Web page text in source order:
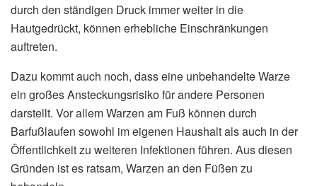
durch den ständigen Druck immer weiter in die
Hautgedrückt, können erhebliche Einschränkungen
auftreten.
Dazu kommt auch noch, dass eine unbehandelte Warze
ein großes Ansteckungsrisiko für andere Personen
darstellt. Vor allem Warzen am Fuß können durch
Barfußlaufen sowohl im eigenen Haushalt als auch in der
Öffentlichkeit zu weiteren Infektionen führen. Aus diesen
Gründen ist es ratsam, Warzen an den Füßen zu